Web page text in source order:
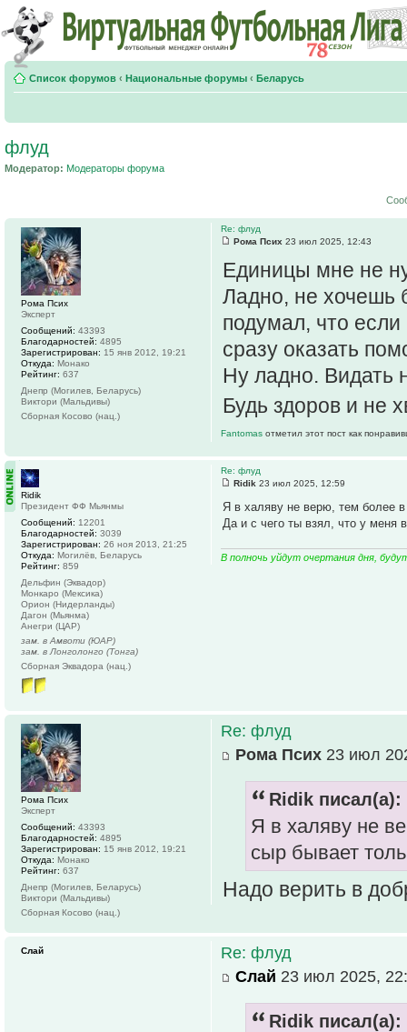
Список форумов ‹ Национальные форумы ‹ Беларусь
флуд
Модератор: Модераторы форума
Re: флуд
Рома Псих 23 июл 2025, 12:43
Единицы мне не
Ладно, не хочешь
подумал, что если
сразу оказать
Ну ладно. Видать
Будь здоров и не
Fantomas отметил этот пост как
Рома Псих
Эксперт
Сообщений: 43393
Благодарностей: 4895
Зарегистрирован: 15 янв 2012, 19:21
Откуда: Монако
Рейтинг: 637
Днепр (Могилев, Беларусь)
Виктори (Мальдивы)
Сборная Косово (нац.)
Re: флуд
Ridik 23 июл 2025, 12:59
Я в халяву не верю, тем более
Да и с чего ты взял, что у меня
В полночь уйдут очертания дня,
Ridik
Президент ФФ Мьянмы
Сообщений: 12201
Благодарностей: 3039
Зарегистрирован: 26 ноя 2013, 21:25
Откуда: Могилёв, Беларусь
Рейтинг: 859
Дельфин (Эквадор)
Монкаро (Мексика)
Орион (Нидерланды)
Дагон (Мьянма)
Анегри (ЦАР)
зам. в Амвоти (ЮАР)
зам. в Лонголонго (Тонга)
Сборная Эквадора (нац.)
Re: флуд
Рома Псих 23 июл
Ridik писал(а):
Я в халяву не
сыр бывает
Надо верить в
Рома Псих
Эксперт
Сообщений: 43393
Благодарностей: 4895
Зарегистрирован: 15 янв 2012, 19:21
Откуда: Монако
Рейтинг: 637
Днепр (Могилев, Беларусь)
Виктори (Мальдивы)
Сборная Косово (нац.)
Re: флуд
Слай 23 июл 2025,
Ridik писал(а):
Слай